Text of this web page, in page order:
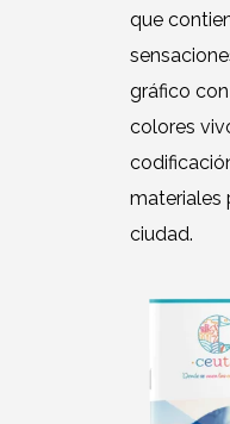
que
gráfico
colores
materiales
ciudad.